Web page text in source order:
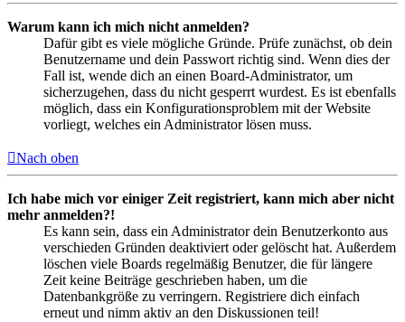
Warum kann ich mich nicht anmelden?
Dafür gibt es viele mögliche Gründe. Prüfe zunächst, ob dein
Benutzername und dein Passwort richtig sind. Wenn dies der
Fall ist, wende dich an einen Board-Administrator, um
sicherzugehen, dass du nicht gesperrt wurdest. Es ist ebenfalls
möglich, dass ein Konfigurationsproblem mit der Website
vorliegt, welches ein Administrator lösen muss.
Nach oben
Ich habe mich vor einiger Zeit registriert, kann mich aber nicht
mehr anmelden?!
Es kann sein, dass ein Administrator dein Benutzerkonto aus
verschieden Gründen deaktiviert oder gelöscht hat. Außerdem
löschen viele Boards regelmäßig Benutzer, die für längere
Zeit keine Beiträge geschrieben haben, um die
Datenbankgröße zu verringern. Registriere dich einfach
erneut und nimm aktiv an den Diskussionen teil!